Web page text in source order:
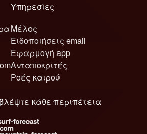
Υπηρεσίες
Μέλος
Ειδοποιήσεις email
Εφαρμογή app
Ανταποκριτές
Ροές καιρού
κάθε περιπέτεια